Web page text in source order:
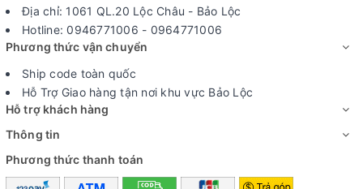
Địa chỉ: 1061 QL.20 Lộc Châu - Bảo Lộc
Hotline: 0946771006 - 0964771006
Phương thức vận chuyển
Ship code toàn quốc
Hỗ Trợ Giao hàng tận nơi khu vực Bảo Lộc
Hỗ trợ khách hàng
Thông tin
Phương thức thanh toán